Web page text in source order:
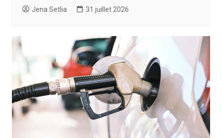
Jena Setlia 31 juillet 2026